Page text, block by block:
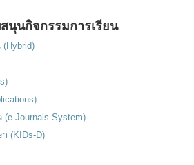
นุนกิจกรรมการเรียน
Journals System)
(KIDs-D)